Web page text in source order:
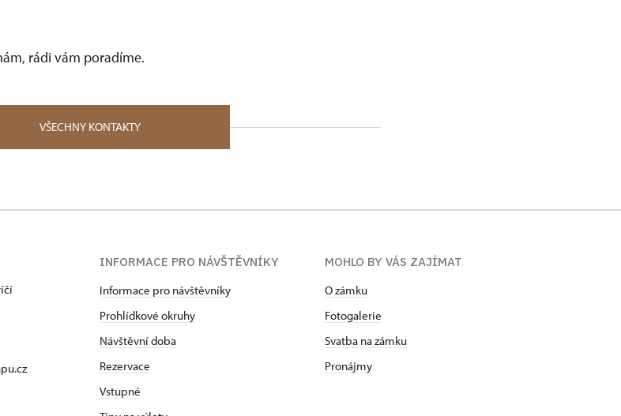
rádi vám poradíme.
VŠECHNY KONTAKTY
INFORMACE PRO NÁVŠTĚVNÍKY
Informace pro návštěvníky
Prohlídkové okruhy
Návštěvní doba
Rezervace
Vstupné
MOHLO BY VÁS ZAJÍMAT
O zámku
Fotogalerie
Svatba na zámku
Pronájmy